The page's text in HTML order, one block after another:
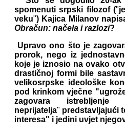
spomenuti srpski filozof ("
veku") Kajica Milanov
Obračun: načela i razlozi?
Upravo ono što je
prorok, nego iz
koje je iznosio na ovako
drastičnoj formi bile
velikosrpske ideološke
pod krinkom vječne
zagovara
neprijatelja" predstavljajući
interesa" i jedini uvjet